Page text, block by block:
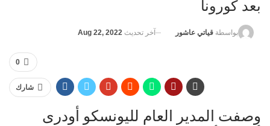
بعد كورونا
بواسطة قياتي عاشور آخر تحديث Aug 22, 2022
0
شارك
وصفت المدير العام لليونسكو أودرى